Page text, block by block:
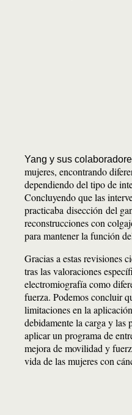
Yang y sus
mujeres, encontrando
dependiendo del tipo de
Concluyendo que las
practicaba disección del
reconstrucciones con
para mantener la función
Gracias a estas revisiones
tras las valoraciones
electromiografía como
fuerza. Podemos concluir
limitaciones en la
debidamente la carga y las
aplicar un programa de
mejora de movilidad y
vida de las mujeres con